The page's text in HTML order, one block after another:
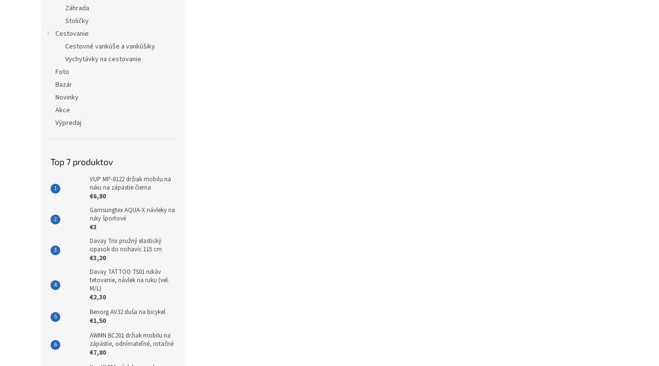
Záhrada
Stoličky
Cestovanie
Cestovné vankúše a vankúšiky
Vychytávky na cestovanie
Foto
Bazár
Novinky
Akce
Výpredaj
Top 7 produktov
VUP MP-8122 držiak mobilu na
ruku na zápästie čierna
€6,80
Gamsungtex AQUA-X návleky na
ruky športové
€3
Davay Trix pružný elastický
opasok do nohavíc 115 cm
€3,20
Davay TATTOO TS01 rukáv
tetovanie, návlek na ruku (vel.
M/L)
€2,30
Benorg AV32 duša na bicykel
€1,50
AWMN BC201 držiak mobilu na
zápästie, odnímateľné, rotačné
€7,80